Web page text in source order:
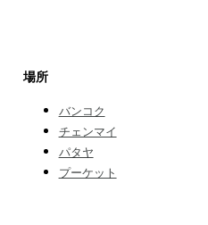
場所
バンコク
チェンマイ
パタヤ
プーケット